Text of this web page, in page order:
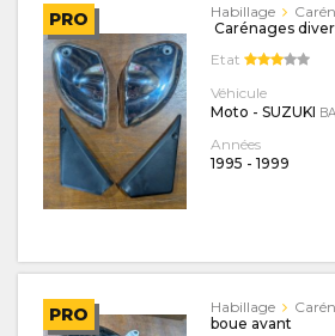
PRO Habillage
Carénages
Etat
Véhicule
Moto - SUZUKI
Années
1995 - 1999
PRO Habillage
boue avant